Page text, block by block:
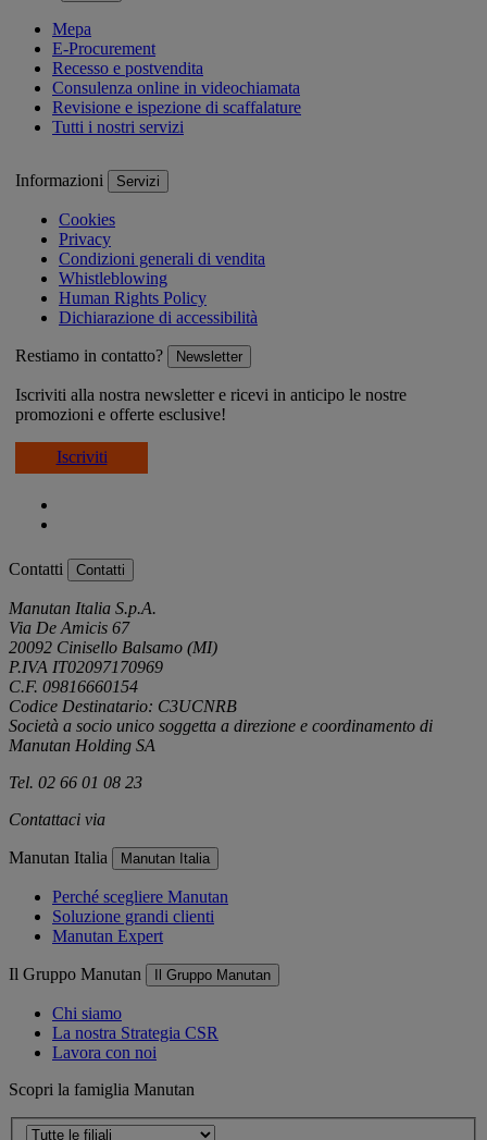
Mepa
E-Procurement
Recesso e postvendita
Consulenza online in videochiamata
Revisione e ispezione di scaffalature
Tutti i nostri servizi
Informazioni Servizi
Cookies
Privacy
Condizioni generali di vendita
Whistleblowing
Human Rights Policy
Dichiarazione di accessibilità
Restiamo in contatto? Newsletter
Iscriviti alla nostra newsletter e ricevi in anticipo le nostre
promozioni e offerte esclusive!
Iscriviti
Contatti Contatti
Manutan Italia S.p.A.
Via De Amicis 67
20092 Cinisello Balsamo (MI)
P.IVA IT02097170969
C.F. 09816660154
Codice Destinatario: C3UCNRB
Società a socio unico soggetta a direzione e coordinamento di
Manutan Holding SA
Tel. 02 66 01 08 23
Contattaci via
Manutan Italia Manutan Italia
Perché scegliere Manutan
Soluzione grandi clienti
Manutan Expert
Il Gruppo Manutan Il Gruppo Manutan
Chi siamo
La nostra Strategia CSR
Lavora con noi
Scopri la famiglia Manutan